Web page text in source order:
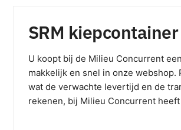
SRM
U koopt bij de Milieu Concurrent
makkelijk en snel in onze
wat de verwachte levertijd en de
rekenen, bij Milieu Concurrent